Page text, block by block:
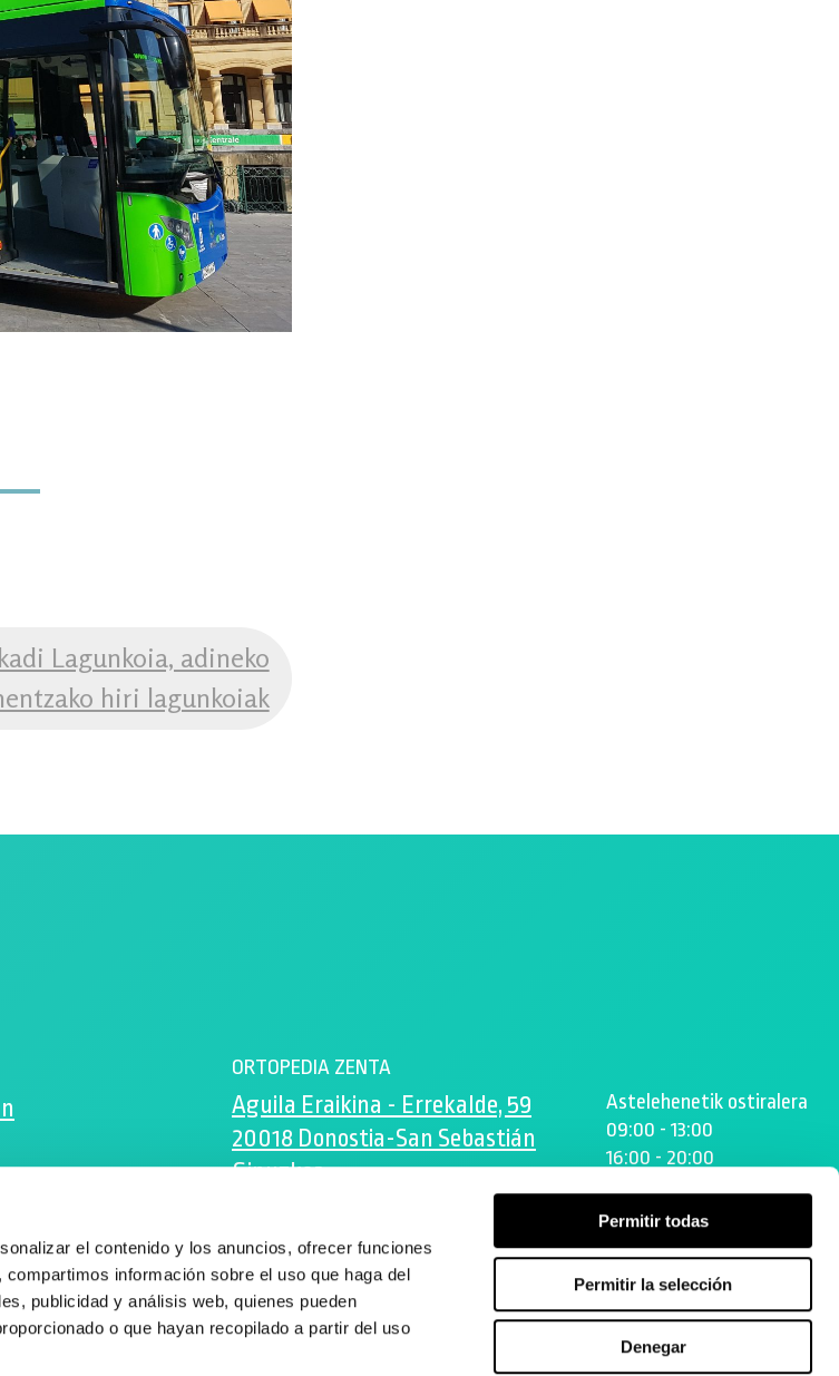
el contenido y los anuncios, ofrecer funciones
información sobre el uso que haga del
publicidad y análisis web, quienes pueden
o que hayan recopilado a partir del uso
Permitir todas
Permitir la selección
Denegar
Lagunkoia, adineko
hiri lagunkoiak
ORTOPEDIA ZENTA
Aguila Eraikina - Errekalde, 59
20018 Donostia-San Sebastián
Gipuzkoa
943 105 205
Astelehenetik ostiralera
09:00 - 13:00
16:00 - 20:00